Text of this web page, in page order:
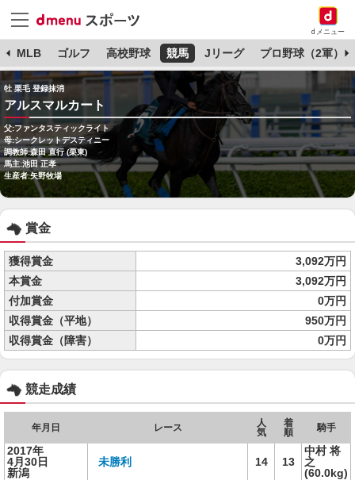
dメニュー
MLB ゴルフ 高校野球 競馬 Jリーグ プロ野球（2軍）
牡 栗毛 登録抹消
アルスマルカート
父:ファンタスティックライト
母:シークレットデスティニー
調教師:森田 直行 (栗東)
馬主:池田 正孝
生産者:矢野牧場
賞金
獲得賞金
3,092万円
本賞金
3,092万円
付加賞金
0万円
収得賞金（平地）
950万円
収得賞金（障害）
0万円
競走成績
年月日 レース
人
気
着
順
騎手
2017年
4月30日
新潟
未勝利 14 13
中村 将
之
(60.0kg)